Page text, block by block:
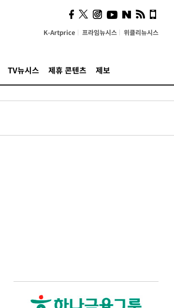
K-Artprice 프라임뉴시스 위클리뉴시스
TV뉴시스 제휴 콘텐츠 제보